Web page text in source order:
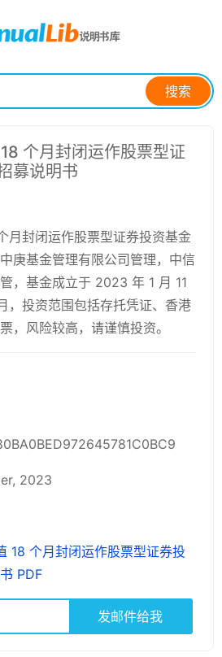
搜索
个月封闭运作股票型证
募说明书
月封闭运作股票型证券投资基金
庚基金管理有限公司管理，中信
，基金成立于 2023 年 1 月 11
，投资范围包括存托凭证、香港
，风险较高，请谨慎投资。
2023
18 个月封闭运作股票型证券投
PDF
发邮件给我